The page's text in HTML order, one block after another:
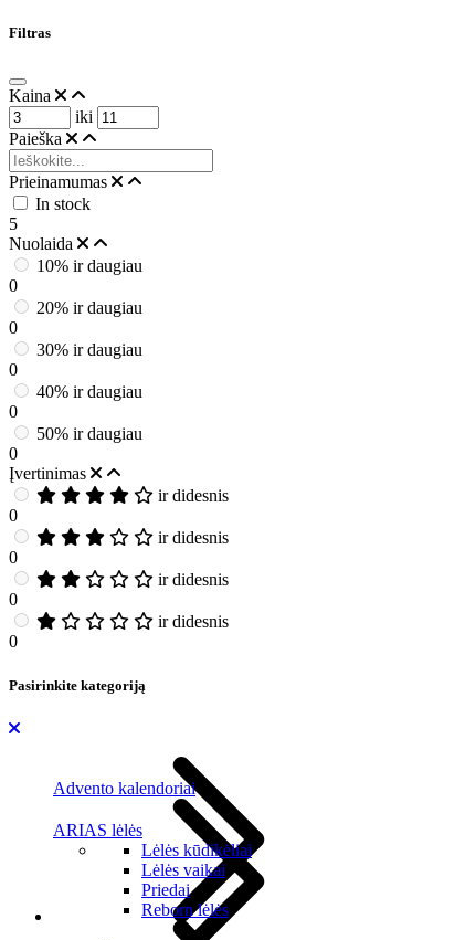
Filtras
Kaina
iki
Paieška
Prieinamumas
In stock
5
Nuolaida
10% ir daugiau
0
20% ir daugiau
0
30% ir daugiau
0
40% ir daugiau
0
50% ir daugiau
0
Įvertinimas
ir didesnis
0
ir didesnis
0
ir didesnis
0
ir didesnis
0
Pasirinkite kategoriją
Advento kalendoriai
ARIAS lėlės
Lėlės kūdikėliai
Lėlės vaikai
Priedai
Reborn lėlės